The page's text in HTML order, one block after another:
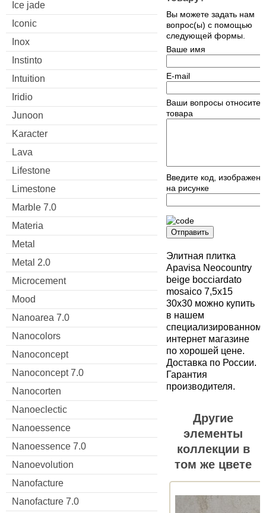
Ice jade
Iconic
Inox
Instinto
Intuition
Iridio
Junoon
Karacter
Lava
Lifestone
Limestone
Marble 7.0
Materia
Metal
Metal 2.0
Microcement
Mood
Nanoarea 7.0
Nanocolors
Nanoconcept
Nanoconcept 7.0
Nanocorten
Nanoeclectic
Nanoessence
Nanoessence 7.0
Nanoevolution
Nanofacture
Nanofacture 7.0
Вы можете задать нам
вопрос(ы) с помощью
следующей формы.
Ваше имя
E-mail
Ваши вопросы
товара
Введите код,
на рисунке
Отправить
Элитная плитка
Apavisa Neocountry
beige bocciardato
mosaico 7,5x15
30x30 можно купить
в нашем
специализированном
интернет магазине
по хорошей цене.
Доставка по России.
Гарантия
производителя.
Другие
элементы
коллекции в
том же цвете